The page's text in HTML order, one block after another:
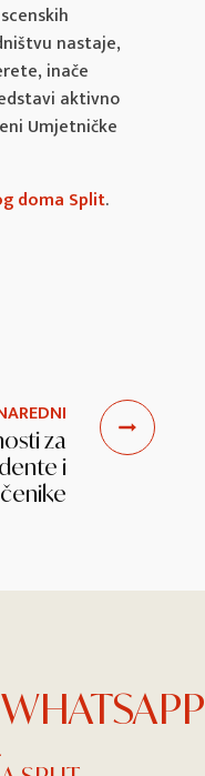
nastaje,
inače
aktivno
Umjetničke
doma Split.
za
i